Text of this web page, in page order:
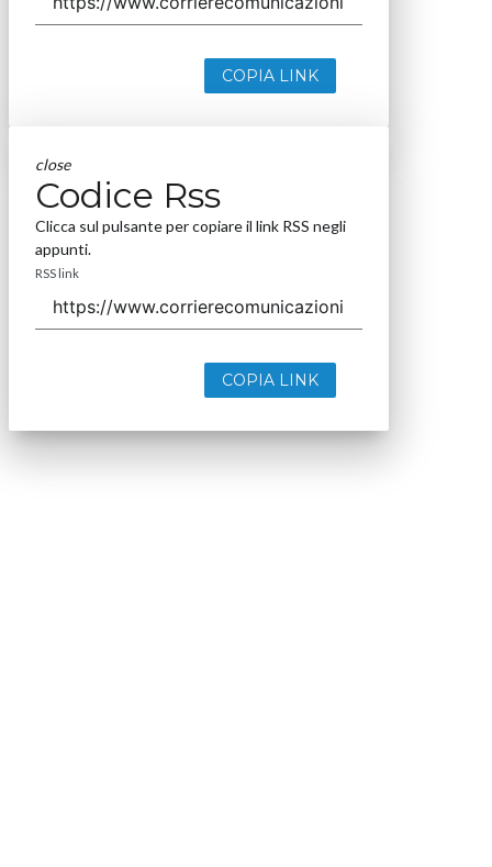
COPIA LINK
close
Codice Rss
Clicca sul pulsante per copiare il link RSS negli
appunti.
RSS link
COPIA LINK